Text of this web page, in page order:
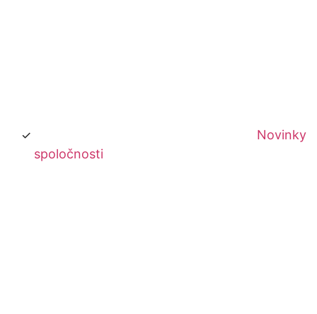
Novinky
spoločnosti